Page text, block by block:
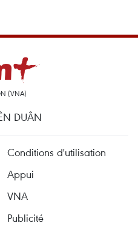
(VNA)
DUÂN
Conditions d'utilisation
Appui
VNA
Publicité